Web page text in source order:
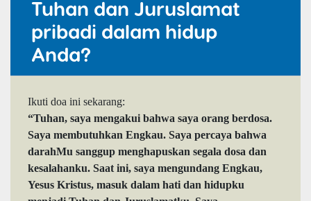
Tuhan dan Juruslamat
pribadi dalam hidup
Anda?
Ikuti doa ini sekarang:
“Tuhan, saya mengakui bahwa saya orang berdosa.
Saya membutuhkan Engkau. Saya percaya bahwa
darahMu sanggup menghapuskan segala dosa dan
kesalahanku. Saat ini, saya mengundang Engkau,
Yesus Kristus, masuk dalam hati dan hidupku